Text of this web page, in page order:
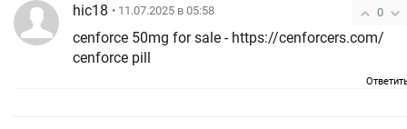
0
hic18 • 11.07.2025 в 05:58
cenforce 50mg for sale - https://cenforcers.com/
cenforce pill